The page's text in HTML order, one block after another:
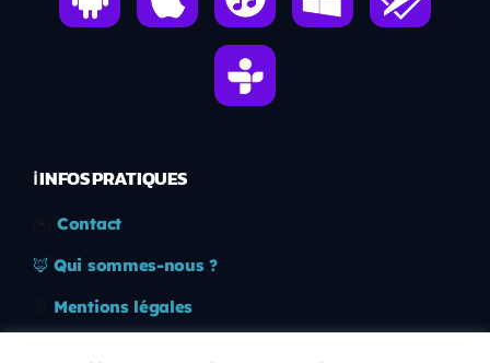
ℹ️ INFOS PRATIQUES
Contact
🦊 Qui sommes-nous ?
Mentions légales